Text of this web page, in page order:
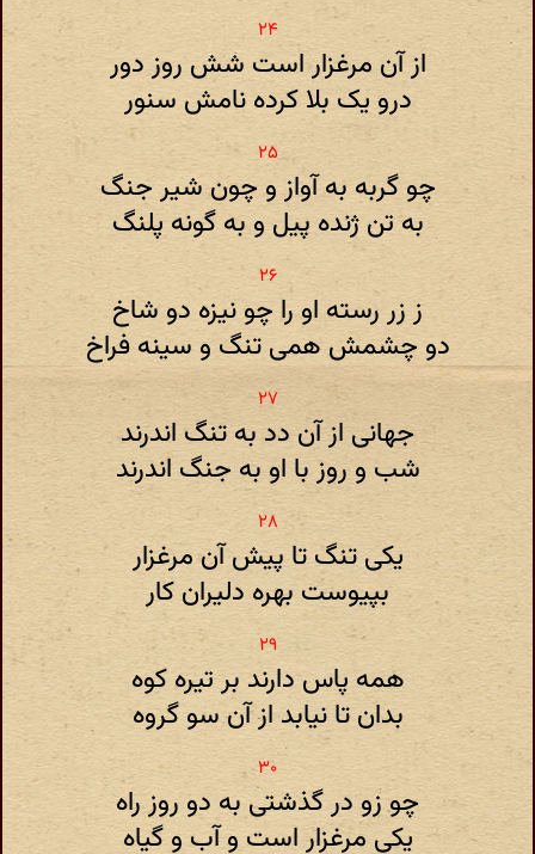
از آن مرغزار است شش روز دور
درو یک بلا کرده نامش سنور
چو گربه به آواز و چون شیر جنگ
به تن ژنده پیل و به گونه پلنگ
ز زر رسته او را چو نیزه دو شاخ
دو چشمش همی تنگ و سینه فراخ
جهانی از آن دد به تنگ اندرند
شب و روز با او به جنگ اندرند
یکی تنگ تا پیش آن مرغزار
بپیوست بهره دلیران کار
همه پاس دارند بر تیره کوه
بدان تا نیابد از آن سو گروه
چو زو در گذشتی به دو روز راه
یکی مرغزار است و آب و گیاه